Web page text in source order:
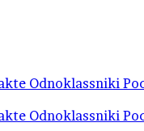
Odnoklassniki
Odnoklassniki